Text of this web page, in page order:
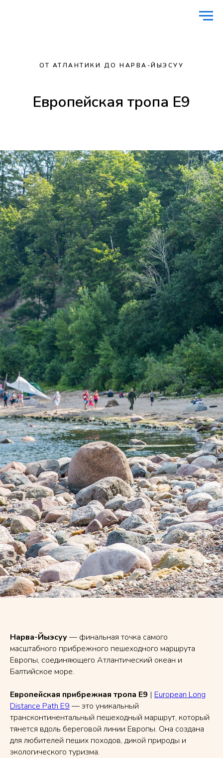
ОТ АТЛАНТИКИ ДО НАРВА-ЙЫЭСУУ
Европейская тропа E9
Фото: Анна Маркова
Нарва-Йыэсуу— финальная точка самого
масштабного прибрежного пешеходного маршрута
Европы, соединяющего Атлантический океан и
Балтийское море.
Европейская прибрежная тропа E9 | European Long
Distance Path E9 — это уникальный
трансконтинентальный пешеходный маршрут, который
тянется вдоль береговой линии Европы. Она создана
для любителей пеших походов, дикой природы и
экологического туризма.